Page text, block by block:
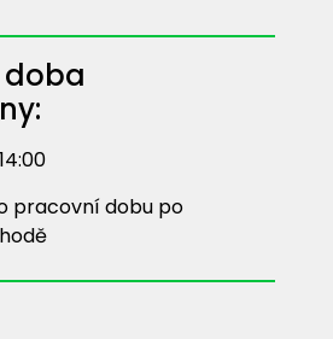
pracovní dobu po